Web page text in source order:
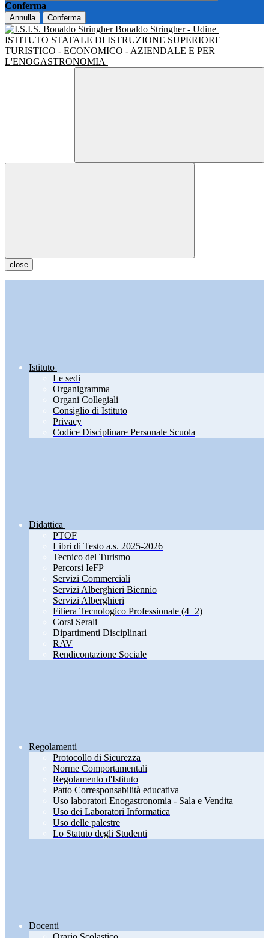
Conferma
Annulla Conferma
Bonaldo Stringher - Udine
ISTITUTO STATALE DI ISTRUZIONE SUPERIORE
TURISTICO - ECONOMICO - AZIENDALE E PER
L'ENOGASTRONOMIA
close
Istituto
Le sedi
Organigramma
Organi Collegiali
Consiglio di Istituto
Privacy
Codice Disciplinare Personale Scuola
Didattica
PTOF
Libri di Testo a.s. 2025-2026
Tecnico del Turismo
Percorsi IeFP
Servizi Commerciali
Servizi Alberghieri Biennio
Servizi Alberghieri
Filiera Tecnologico Professionale (4+2)
Corsi Serali
Dipartimenti Disciplinari
RAV
Rendicontazione Sociale
Regolamenti
Protocollo di Sicurezza
Norme Comportamentali
Regolamento d'Istituto
Patto Corresponsabilità educativa
Uso laboratori Enogastronomia - Sala e Vendita
Uso dei Laboratori Informatica
Uso delle palestre
Lo Statuto degli Studenti
Docenti